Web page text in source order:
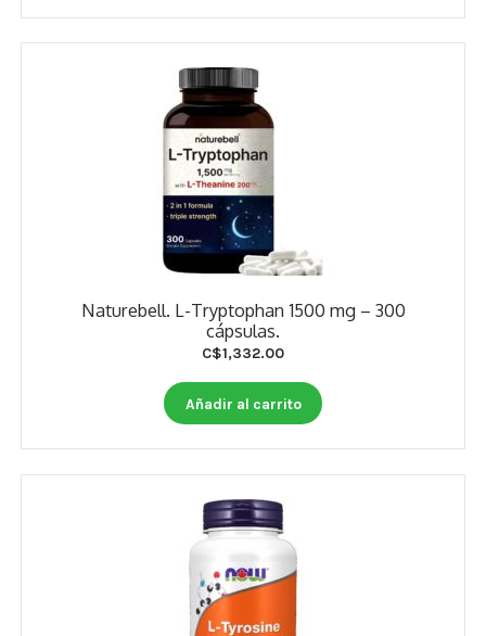
Naturebell. L-Tryptophan 1500 mg – 300
cápsulas.
C$1,332.00
Añadir al carrito